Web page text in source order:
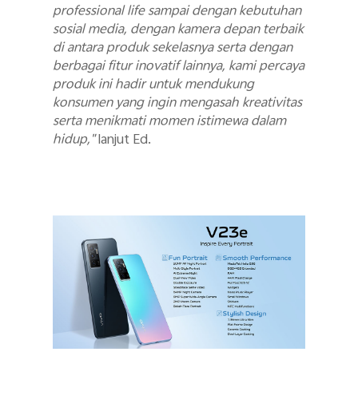
professional life sampai dengan kebutuhan
sosial media, dengan kamera depan terbaik
di antara produk sekelasnya serta dengan
berbagai fitur inovatif lainnya, kami percaya
produk ini hadir untuk mendukung
konsumen yang ingin mengasah kreativitas
serta menikmati momen istimewa dalam
hidup,"lanjut Ed.